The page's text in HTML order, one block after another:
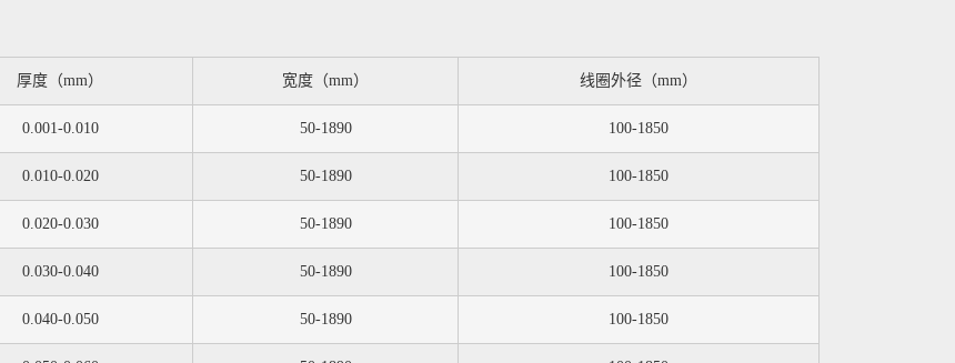
厚度（mm） 宽度（mm） 线圈外径（mm）
0.001-0.010 50-1890 100-1850
0.010-0.020 50-1890 100-1850
0.020-0.030 50-1890 100-1850
0.030-0.040 50-1890 100-1850
0.040-0.050 50-1890 100-1850